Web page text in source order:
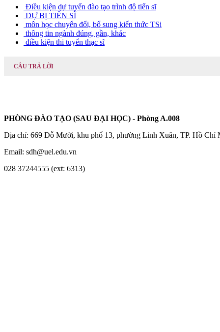
Điều kiện dự tuyển đào tạo trình độ tiến sĩ
DỰ BỊ TIẾN SĨ
môn học chuyển đổi, bổ sung kiến thức TSi
thông tin ngành đúng, gần, khác
điều kiện thi tuyển thạc sĩ
CÂU TRẢ LỜI
PHÒNG ĐÀO TẠO (SAU ĐẠI HỌC) - Phòng A.008
Địa chỉ: 669 Đỗ Mười, khu phố 13, phường Linh Xuân, TP. Hồ Chí
Email: sdh@uel.edu.vn
028 37244555 (ext: 6313)